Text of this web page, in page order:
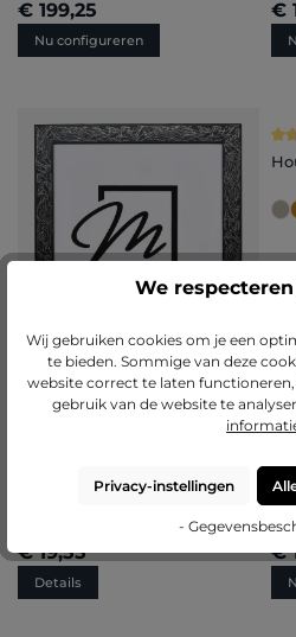
€ 199,25
Nu configureren
€
€ 19,55
Details
€
We
Wij gebruiken cookies om je een
te bieden. Sommige van deze
website correct te laten
gebruik van de website te
Privacy-instellingen
-